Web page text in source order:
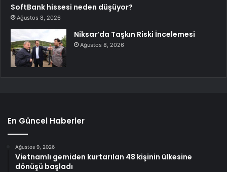
SoftBank hissesi neden düşüyor?
Ağustos 8, 2026
Niksar’da Taşkın Riski İncelemesi
Ağustos 8, 2026
En Güncel Haberler
Ağustos 9, 2026
Vietnamlı gemiden kurtarılan 48 kişinin ülkesine
dönüşü başladı